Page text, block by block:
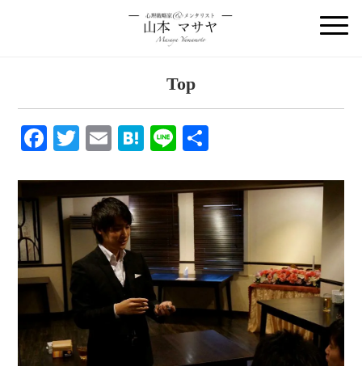
Top
F
c
e
b
o
o
k
T
tt
er
E
ail
H
e
n
a
Li
e